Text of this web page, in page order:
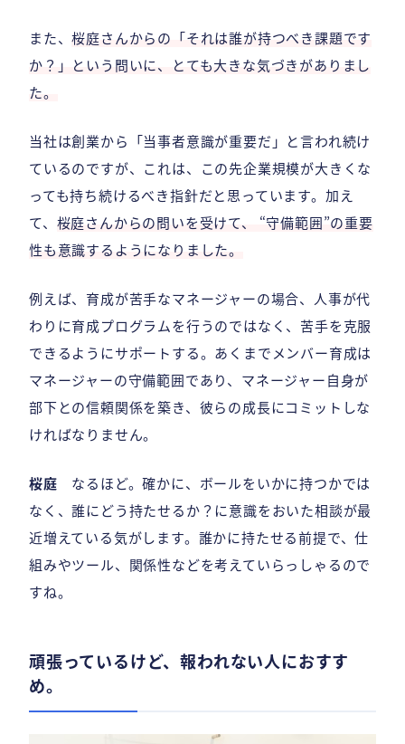
また、桜庭さんからの「それは誰が持つべき課題です
か？」という問いに、とても大きな気づきがありまし
た。
当社は創業から「当事者意識が重要だ」と言われ続け
ているのですが、これは、この先企業規模が大きくな
っても持ち続けるべき指針だと思っています。加え
て、 桜庭さんからの問いを受けて、 “守備範囲”の重要
性も意識するようになりました。
例えば、育成が苦手なマネージャーの場合、人事が代
わりに育成プログラムを行うのではなく、苦手を克服
できるようにサポートする。あくまでメンバー育成は
マネージャーの守備範囲であり、マネージャー自身が
部下との信頼関係を築き、彼らの成長にコミットしな
ければなりません。
桜庭 なるほど。確かに、ボールをいかに持つかでは
なく、誰にどう持たせるか？に意識をおいた相談が最
近増えている気がします。誰かに持たせる前提で、仕
組みやツール、関係性などを考えていらっしゃるので
すね。
頑張っているけど、報われない人におすす
め。